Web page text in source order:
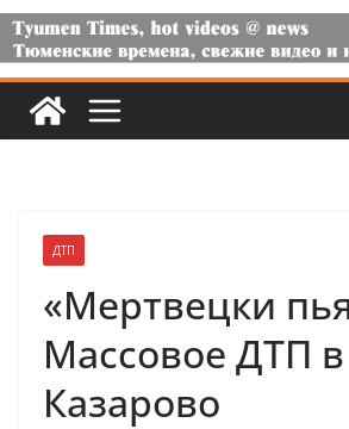
ДТП
«Мертвецки
Массовое ДТП в
Казарово